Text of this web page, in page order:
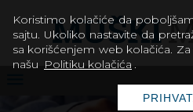
Koristimo kolačiće da
sajtu. Ukoliko nastavite da
sa korišćenjem web kolačića.
našu Politiku kolačića .